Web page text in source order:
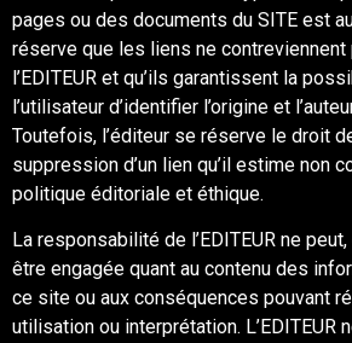
pages ou des documents du SITE est
réserve que les liens ne contreviennent
l’EDITEUR et qu’ils garantissent la
l’utilisateur d’identifier l’origine et
Toutefois, l’éditeur se réserve le droit
suppression d’un lien qu’il estime non
politique éditoriale et éthique.
La responsabilité de l’EDITEUR ne peut,
être engagée quant au contenu des
ce site ou aux conséquences pouvant
utilisation ou interprétation. L’EDITEUR